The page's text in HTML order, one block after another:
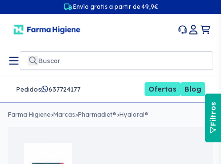
Envío gratis a partir de 49,9€
Pedidos 637724177 Ofertas Blog
Farma Higiene>Marcas>Pharmadiet®>Hyaloral® Filtros